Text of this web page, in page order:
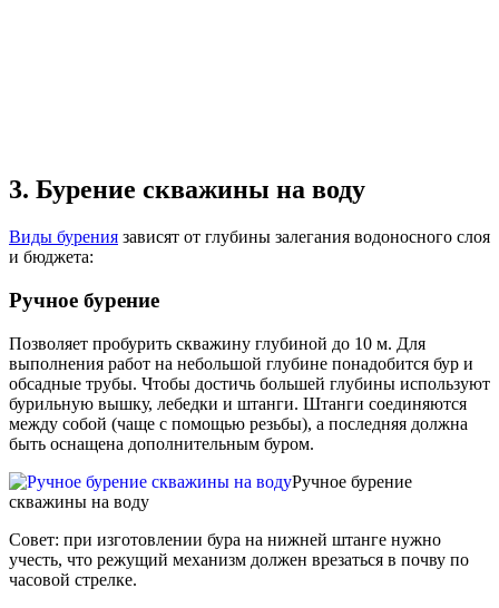
3. Бурение скважины на воду
Виды бурения зависят от глубины залегания водоносного слоя
и бюджета:
Ручное бурение
Позволяет пробурить скважину глубиной до 10 м. Для
выполнения работ на небольшой глубине понадобится бур и
обсадные трубы. Чтобы достичь большей глубины используют
бурильную вышку, лебедки и штанги. Штанги соединяются
между собой (чаще с помощью резьбы), а последняя должна
быть оснащена дополнительным буром.
Ручное бурение
скважины на воду
Совет: при изготовлении бура на нижней штанге нужно
учесть, что режущий механизм должен врезаться в почву по
часовой стрелке.